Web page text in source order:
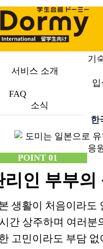
기
서비스 소개
FAQ
소식
한
서비스 소개
POINT 01
리인 부부의
생활이 처음이라도
간 상주하며 여러분
고민이라도 부담 없